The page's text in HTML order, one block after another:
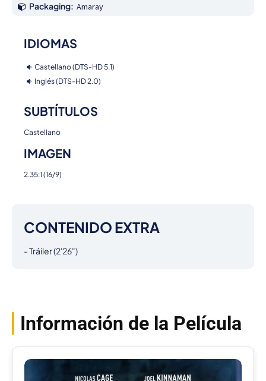
Packaging: Amaray
IDIOMAS
Castellano (DTS-HD 5.1)
Inglés (DTS-HD 2.0)
SUBTÍTULOS
Castellano
IMAGEN
2.35:1 (16/9)
CONTENIDO EXTRA
- Tráiler (2'26")
Información de la Película